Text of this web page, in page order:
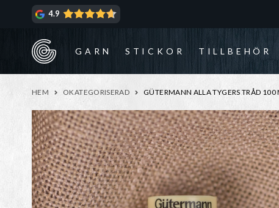
4.9
GARN STICKOR TILLBEHÖR
HEM OKATEGORISERAD GÜTERMANN ALLA TYGERS TRÅD